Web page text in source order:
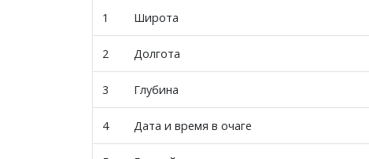
1 Широта
2 Долгота
3 Глубина
4 Дата и время в очаге